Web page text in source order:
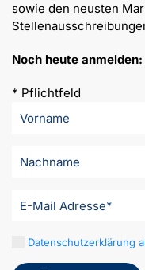
sowie den neusten
Noch heute anmelden:
* Pflichtfeld
Datenschutzerklärung